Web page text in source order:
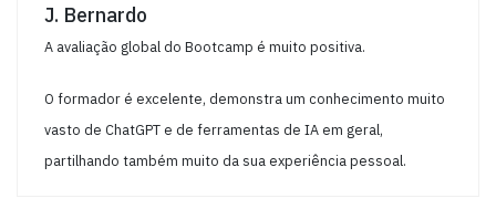
J. Bernardo
A avaliação global do Bootcamp é muito positiva.
O formador é excelente, demonstra um conhecimento muito
vasto de ChatGPT e de ferramentas de IA em geral,
partilhando também muito da sua experiência pessoal.